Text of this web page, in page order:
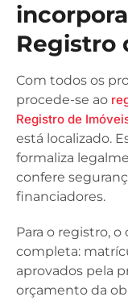
Registro
Com todos os
procede-se ao
Registro de
está localizado.
formaliza
confere
financiadores.
Para o registro,
completa:
aprovados pela
orçamento da